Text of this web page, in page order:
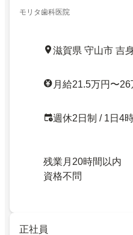
モリタ歯科医院
滋賀県 守山市 吉
月給21.5万円〜26
週休2日制 / 1日4
残業月20時間以内
資格不問
正社員